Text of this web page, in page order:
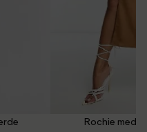
Rochie